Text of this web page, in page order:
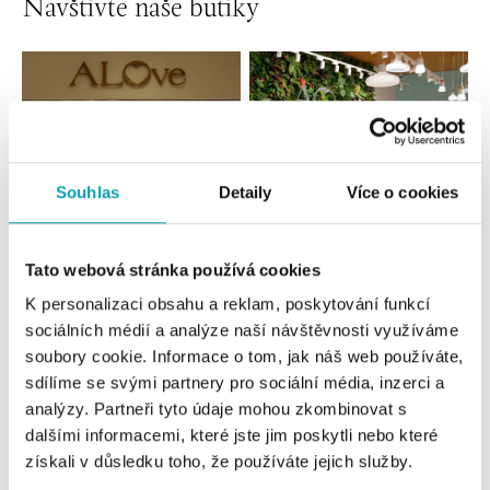
Souhlas Detaily Více o cookies
Tato webová stránka používá cookies
K personalizaci obsahu a reklam, poskytování funkcí
sociálních médií a analýze naší návštěvnosti využíváme
soubory cookie. Informace o tom, jak náš web používáte,
sdílíme se svými partnery pro sociální média, inzerci a
analýzy. Partneři tyto údaje mohou zkombinovat s
dalšími informacemi, které jste jim poskytli nebo které
získali v důsledku toho, že používáte jejich služby.
Navštivte naše butiky
ALOve OC Nový Smíchov, Praha 5
Plzeňská 8, 150 00 Praha 5 - Anděl
tel.: +420736509250
dnes otevřeno do 21:00